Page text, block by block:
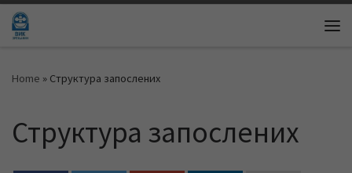
Skip to content
Home » Структура запослених
Структура запослених